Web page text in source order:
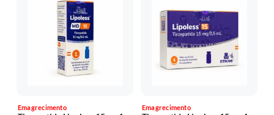
Emagrecimento Emagrecimento